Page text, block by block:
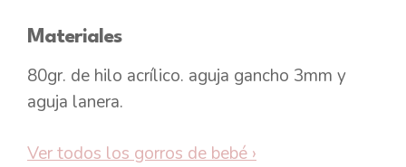
Materiales
80gr. de hilo acrílico. aguja gancho 3mm y
aguja lanera.
Ver todos los gorros de bebé›